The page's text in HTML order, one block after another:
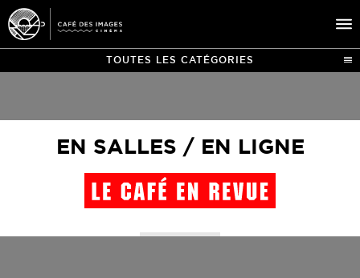
ÉVÉNEMENTS
CAFÉ DU CINÉ
PRATIQUE
ÉDUCATION AUX IMAGES
TOUTES LES CATÉGORIES
EN SALLES / EN LIGNE